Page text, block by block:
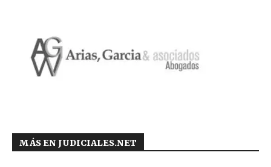
MÁS EN JUDICIALES.NET